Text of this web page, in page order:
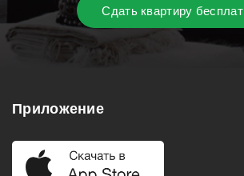
Сдать квартиру
Приложение